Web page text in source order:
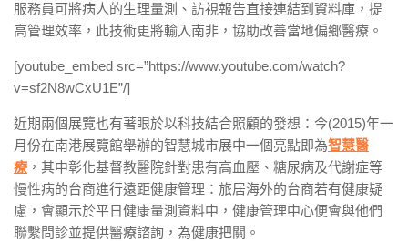
服務員可將病人的生理量測、訪視報告直接連結到資料庫，提
高管理效率，此技術更將輸入南非，協助改善當地偏鄉醫療。
[youtube_embed src=”https://www.youtube.com/watch?
v=sf2N8wCxU1E”/]
近期兩個展覽也有著眼於以科技結合照顧的發想：今(2015)年一
月份在南港展覽館舉辦的智慧城市展中一個亮點即為智慧醫
療 ，其中彰化基督教醫院針對患有高血壓、糖尿病及代謝症等
慢性病的台商進行遠距健康管理：旅居海外的台商若有健康疑
慮，會顯示於平日健康量測資料中，健康管理中心便會與他們
聯繫問診並提供醫療諮詢，為健康把關。